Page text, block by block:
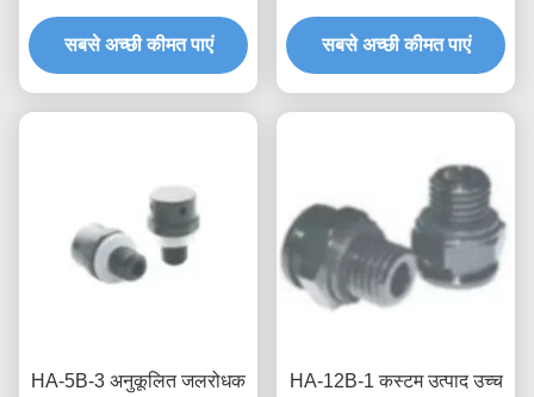
वाल्व प्रौद्योगिकी और कार्यक्षमता
का सही संयोजन
सबसे अच्छी कीमत पाएं
प्रबंधन जलरोधक सांस वाल्व
सबसे अच्छी कीमत पाएं
HA-5B-3 अनुकूलित जलरोधक
HA-12B-1 कस्टम उत्पाद उच्च